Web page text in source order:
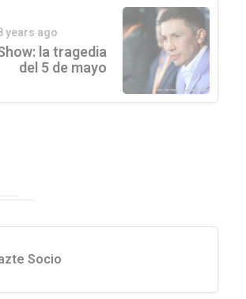
years ago
la tragedia
del 5 de mayo
Socio